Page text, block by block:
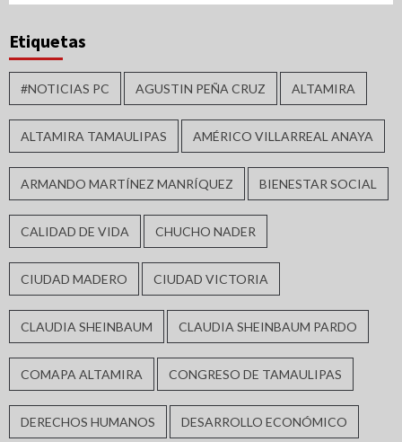
Etiquetas
#NOTICIAS PC AGUSTIN PEÑA CRUZ ALTAMIRA
ALTAMIRA TAMAULIPAS AMÉRICO VILLARREAL ANAYA
ARMANDO MARTÍNEZ MANRÍQUEZ BIENESTAR SOCIAL
CALIDAD DE VIDA CHUCHO NADER
CIUDAD MADERO CIUDAD VICTORIA
CLAUDIA SHEINBAUM CLAUDIA SHEINBAUM PARDO
COMAPA ALTAMIRA CONGRESO DE TAMAULIPAS
DERECHOS HUMANOS DESARROLLO ECONÓMICO